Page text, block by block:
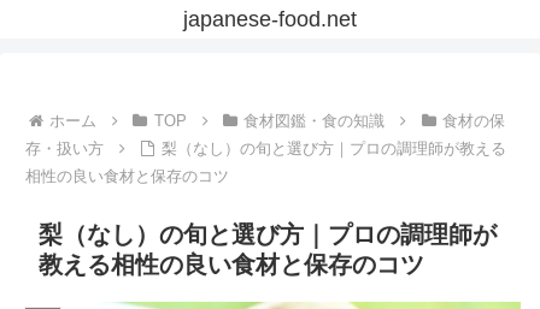
japanese-food.net
ホーム TOP 食材図鑑・食の知識
食材の保
存・扱い方
梨（なし）の旬と選び方｜プロの調理師が教える
相性の良い食材と保存のコツ
梨（なし）の旬と選び方｜プロの調理師が
教える相性の良い食材と保存のコツ